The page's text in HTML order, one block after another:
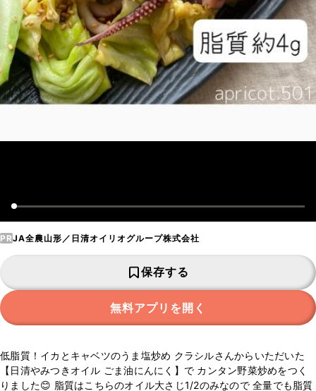
PRJA全農山形／日清オイリオグループ株式会社
保存する
無料アプリを開く
低脂質！イカとキャベツのうま塩炒め クラシルさんからいただいた
【日清やみつきオイル ごま油にんにく】で カンタン野菜炒めをつく
りました😊 脂質はこちらのオイル大さじ1/2のみなので 全量でも脂質